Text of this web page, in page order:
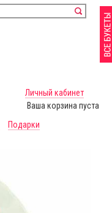
Личный кабинет
Ваша корзина пуста
Подарки